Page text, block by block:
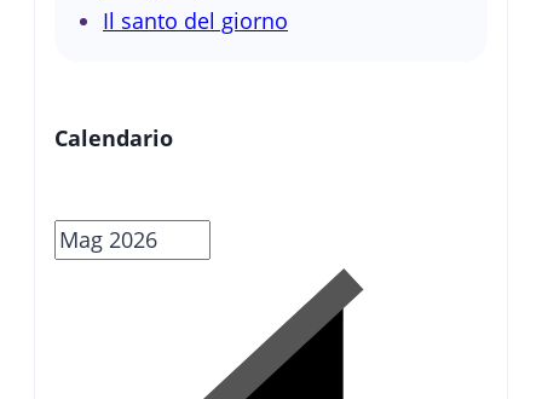
Il santo del giorno
Calendario